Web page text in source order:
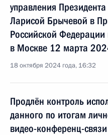
управления
Ларисой Брычевой в
Российской
в Москве 12 марта
18 октября 2024 года, 16:32
Продлён контроль
данного по итогам
видео-конференц-